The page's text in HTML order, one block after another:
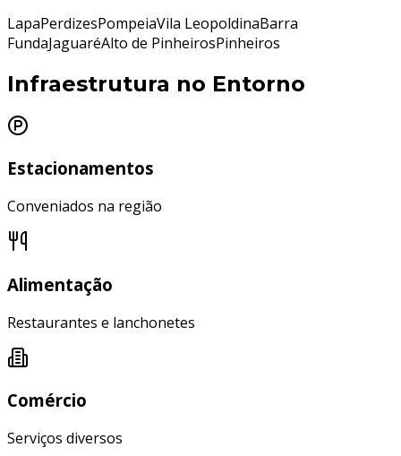
LapaPerdizesPompeiaVila LeopoldinaBarra
FundaJaguaréAlto de PinheirosPinheiros
Infraestrutura no Entorno
Estacionamentos
Conveniados na região
Alimentação
Restaurantes e lanchonetes
Comércio
Serviços diversos